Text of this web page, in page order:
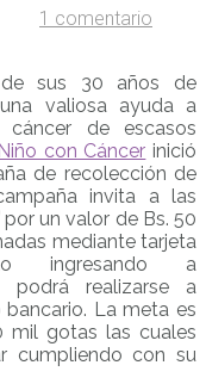
1 comentario
sus 30 años de
valiosa ayuda a
de escasos
con Cáncer inició
de recolección de
invita a las
por un valor de Bs. 50
mediante tarjeta
a
podrá realizarse a
La meta es
mil gotas las cuales
cumpliendo con su